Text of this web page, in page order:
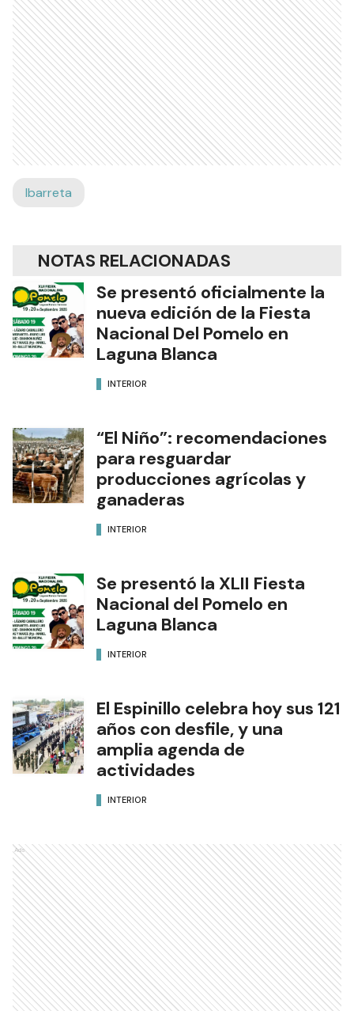
Ibarreta
NOTAS RELACIONADAS
Se presentó oficialmente la
nueva edición de la Fiesta
Nacional Del Pomelo en
Laguna Blanca
INTERIOR
“El Niño”: recomendaciones
para resguardar
producciones agrícolas y
ganaderas
INTERIOR
Se presentó la XLII Fiesta
Nacional del Pomelo en
Laguna Blanca
INTERIOR
El Espinillo celebra hoy sus 121
años con desfile, y una
amplia agenda de
actividades
INTERIOR
Ads